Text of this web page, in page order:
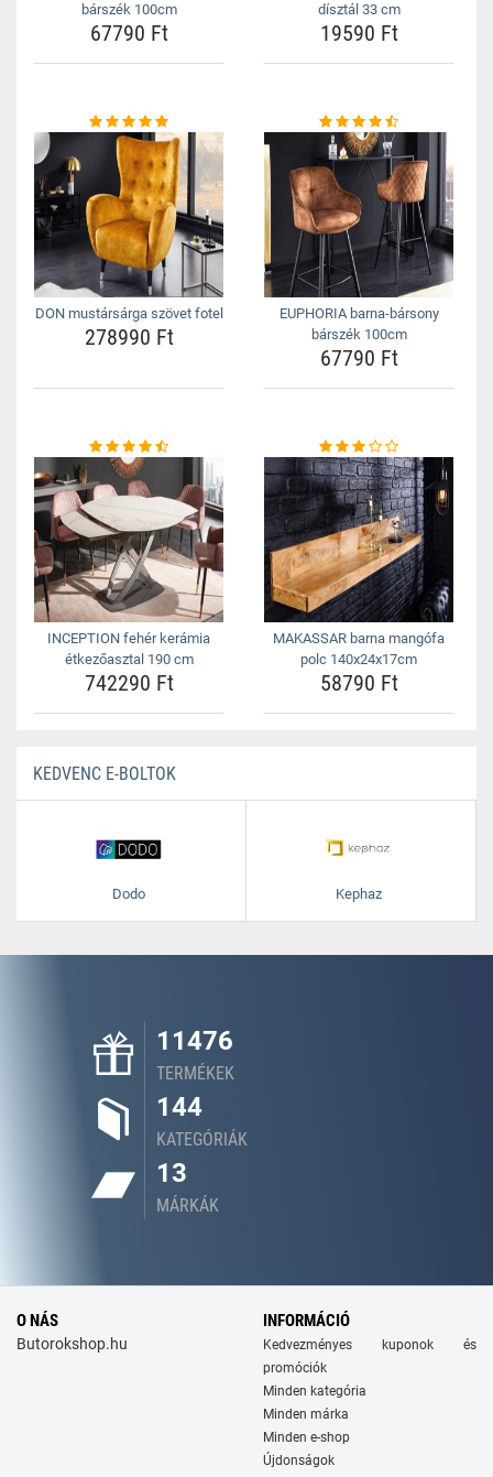
bárszék 100cm
67790 Ft
dísztál 33 cm
19590 Ft
DON mustársárga szövet fotel
278990 Ft
EUPHORIA barna-bársony
bárszék 100cm
67790 Ft
INCEPTION fehér kerámia
étkezőasztal 190 cm
742290 Ft
MAKASSAR barna mangófa
polc 140x24x17cm
58790 Ft
KEDVENC E-BOLTOK
Dodo Kephaz
11476
TERMÉKEK
144
KATEGÓRIÁK
13
MÁRKÁK
O NÁS
Butorokshop.hu
INFORMÁCIÓ
Kedvezményes kuponok és
promóciók
Minden kategória
Minden márka
Minden e-shop
Újdonságok